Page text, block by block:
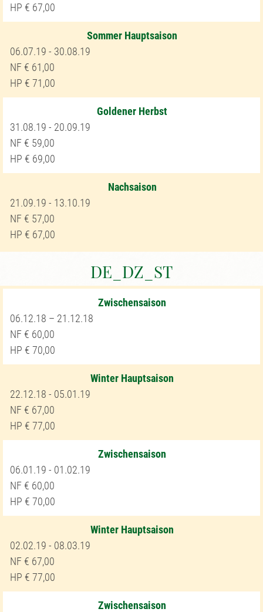
67,00
Sommer Hauptsaison
06.07.19 - 30.08.19
61,00
71,00
Goldener Herbst
31.08.19 - 20.09.19
59,00
69,00
Nachsaison
21.09.19 - 13.10.19
57,00
67,00
DE_DZ_ST
Zwischensaison
06.12.18 – 21.12.18
60,00
70,00
Winter Hauptsaison
22.12.18 - 05.01.19
67,00
77,00
Zwischensaison
06.01.19 - 01.02.19
60,00
70,00
Winter Hauptsaison
02.02.19 - 08.03.19
67,00
77,00
Zwischensaison